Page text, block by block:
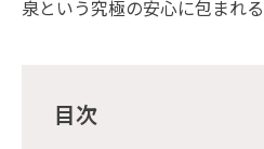
泉という究極の安心に包まれ
目次